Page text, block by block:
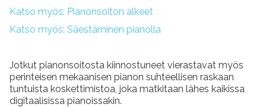
Katso myös: Pianonsoiton alkeet
Katso myös: Säestäminen pianolla
Jotkut pianonsoitosta kiinnostuneet vierastavat myös
perinteisen mekaanisen pianon suhteellisen raskaan
tuntuista koskettimistoa, joka matkitaan lähes kaikissa
digitaalisissa pianoissakin.